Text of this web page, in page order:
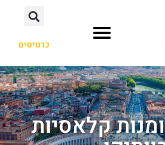
כרטיסים
קלאסיות